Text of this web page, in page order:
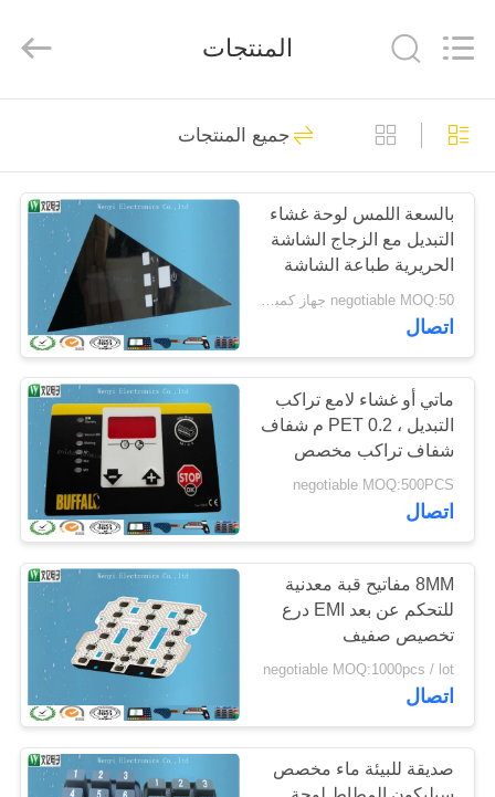
الصفحة
الرئيسية
منتجات
معلومات
جولة
المعمل
مراقبة
الجودة
اتصل
اطلب
Technology
Co.,
Reserved.
FPC غشاء التبديل
تبديل غشاء سعوية
17
النقش غشاء التبديل
48
المنتجات
جميع المنتجات
بالسعة اللمس لوحة غشاء
التبديل مع الزجاج الشاشة
الحريرية طباعة الشاشة
negotiable MOQ:50 جهاز كمبيوتر شخصى
اتصال
ماتي أو غشاء لامع تراكب
التبديل ، PET 0.2 م شفاف
شفاف تراكب مخصص
negotiable MOQ:500PCS
اتصال
8MM مفاتيح قبة معدنية
للتحكم عن بعد EMI درع
تخصيص صفيف
negotiable MOQ:1000pcs / lot
اتصال
صديقة للبيئة ماء مخصص